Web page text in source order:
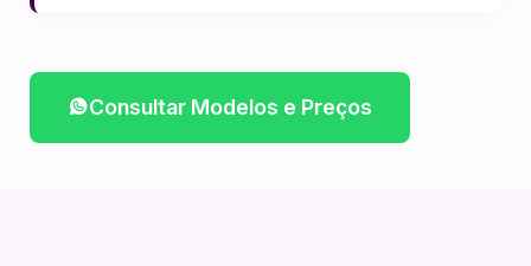
Consultar Modelos e Preços